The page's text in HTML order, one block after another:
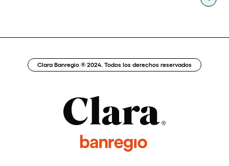
Clara Banregio ® 2024. Todos los derechos reservados